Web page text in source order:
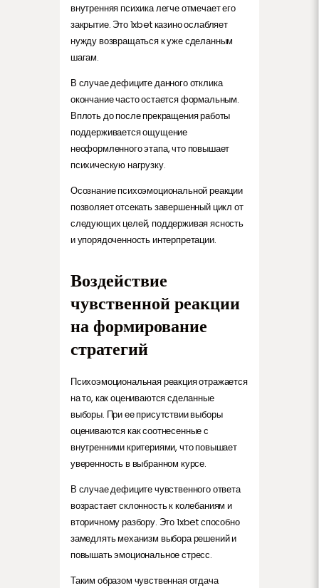
внутренняя психика легче отмечает его
закрытие. Это 1xbet казино ослабляет
нужду возвращаться к уже сделанным
шагам.
В случае дефиците данного отклика
окончание часто остается формальным.
Вплоть до после прекращения работы
поддерживается ощущение
неоформленного этапа, что повышает
психическую нагрузку.
Осознание психоэмоциональной реакции
позволяет отсекать завершенный цикл от
следующих целей, поддерживая ясность
и упорядоченность интерпретации.
Воздействие
чувственной реакции
на формирование
стратегий
Психоэмоциональная реакция отражается
на то, как оцениваются сделанные
выборы. При ее присутствии выборы
оцениваются как соотнесенные с
внутренними критериями, что повышает
уверенность в выбранном курсе.
В случае дефиците чувственного ответа
возрастает склонность к колебаниям и
вторичному разбору. Это 1xbet способно
замедлять механизм выбора решений и
повышать эмоциональное стресс.
Таким образом чувственная отдача